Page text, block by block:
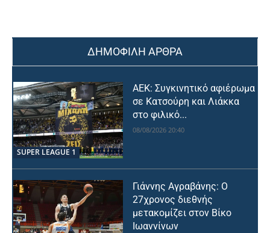
ΔΗΜΟΦΙΛΗ ΑΡΘΡΑ
SUPER LEAGUE 1
ΑΕΚ: Συγκινητικό αφιέρωμα
σε Κατσούρη και Λιάκκα
στο φιλικό...
08/08/2026 20:40
Γιάννης Αγραβάνης: Ο
27χρονος διεθνής
μετακομίζει στον Βίκο
Ιωαννίνων